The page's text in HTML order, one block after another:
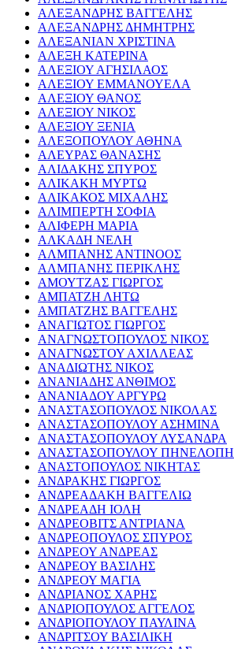
ΑΛΕΞΑΝΔΡΗΣ ΒΑΓΓΕΛΗΣ
ΑΛΕΞΑΝΔΡΗΣ ΔΗΜΗΤΡΗΣ
ΑΛΕΞΑΝΙΑΝ ΧΡΙΣΤΙΝΑ
ΑΛΕΞΗ ΚΑΤΕΡΙΝΑ
ΑΛΕΞΙΟΥ ΑΓΗΣΙΛΑΟΣ
ΑΛΕΞΙΟΥ ΕΜΜΑΝΟΥΕΛΑ
ΑΛΕΞΙΟΥ ΘΑΝΟΣ
ΑΛΕΞΙΟΥ ΝΙΚΟΣ
ΑΛΕΞΙΟΥ ΞΕΝΙΑ
ΑΛΕΞΟΠΟΥΛΟΥ ΑΘΗΝΑ
ΑΛΕΥΡΑΣ ΘΑΝΑΣΗΣ
ΑΛΙΔΑΚΗΣ ΣΠΥΡΟΣ
ΑΛΙΚΑΚΗ ΜΥΡΤΩ
ΑΛΙΚΑΚΟΣ ΜΙΧΑΛΗΣ
ΑΛΙΜΠΕΡΤΗ ΣΟΦΙΑ
ΑΛΙΦΕΡΗ ΜΑΡΙΑ
ΑΛΚΑΔΗ ΝΕΛΗ
ΑΛΜΠΑΝΗΣ ΑΝΤΙΝΟΟΣ
ΑΛΜΠΑΝΗΣ ΠΕΡΙΚΛΗΣ
ΑΜΟΥΤΖΑΣ ΓΙΩΡΓΟΣ
ΑΜΠΑΤΖΗ ΛΗΤΩ
ΑΜΠΑΤΖΗΣ ΒΑΓΓΕΛΗΣ
ΑΝΑΓΙΩΤΟΣ ΓΙΩΡΓΟΣ
ΑΝΑΓΝΩΣΤΟΠΟΥΛΟΣ ΝΙΚΟΣ
ΑΝΑΓΝΩΣΤΟΥ ΑΧΙΛΛΕΑΣ
ΑΝΑΔΙΩΤΗΣ ΝΙΚΟΣ
ΑΝΑΝΙΑΔΗΣ ΑΝΘΙΜΟΣ
ΑΝΑΝΙΑΔΟΥ ΑΡΓΥΡΩ
ΑΝΑΣΤΑΣΟΠΟΥΛΟΣ ΝΙΚΟΛΑΣ
ΑΝΑΣΤΑΣΟΠΟΥΛΟΥ ΑΣΗΜΙΝΑ
ΑΝΑΣΤΑΣΟΠΟΥΛΟΥ ΛΥΣΑΝΔΡΑ
ΑΝΑΣΤΑΣΟΠΟΥΛΟΥ ΠΗΝΕΛΟΠΗ
ΑΝΑΣΤΟΠΟΥΛΟΣ ΝΙΚΗΤΑΣ
ΑΝΔΡΑΚΗΣ ΓΙΩΡΓΟΣ
ΑΝΔΡΕΑΔΑΚΗ ΒΑΓΓΕΛΙΩ
ΑΝΔΡΕΑΔΗ ΙΟΛΗ
ΑΝΔΡΕΟΒΙΤΣ ΑΝΤΡΙΑΝΑ
ΑΝΔΡΕΟΠΟΥΛΟΣ ΣΠΥΡΟΣ
ΑΝΔΡΕΟΥ ΑΝΔΡΕΑΣ
ΑΝΔΡΕΟΥ ΒΑΣΙΛΗΣ
ΑΝΔΡΕΟΥ ΜΑΓΙΑ
ΑΝΔΡΙΑΝΟΣ ΧΑΡΗΣ
ΑΝΔΡΙΟΠΟΥΛΟΣ ΑΓΓΕΛΟΣ
ΑΝΔΡΙΟΠΟΥΛΟΥ ΠΑΥΛΙΝΑ
ΑΝΔΡΙΤΣΟΥ ΒΑΣΙΛΙΚΗ